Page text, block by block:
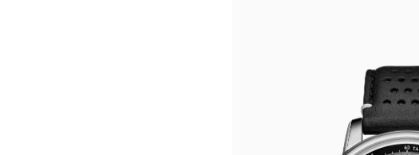
南通市崇川区工农路57号圆融广场写字楼16层
苏州市苏州工业园区星港街199号苏州中心办公
武汉市江汉区解放大道686号世界贸易大厦38层
南宁市青秀区金湖路59号地王大厦12楼1224室